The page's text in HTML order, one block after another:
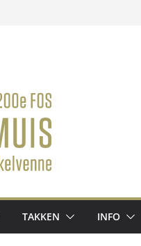
TAKKEN INFO